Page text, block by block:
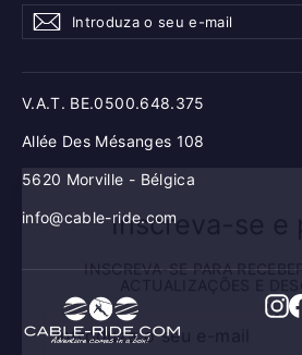
Inscreva-se e
SEU
MAIL
Introduza
seu
AssinarAssinar
V.A.T. BE.0500.648.375
Allée Des Mésanges 108
5620 Morville - Bélgica
info@cable-ride.com